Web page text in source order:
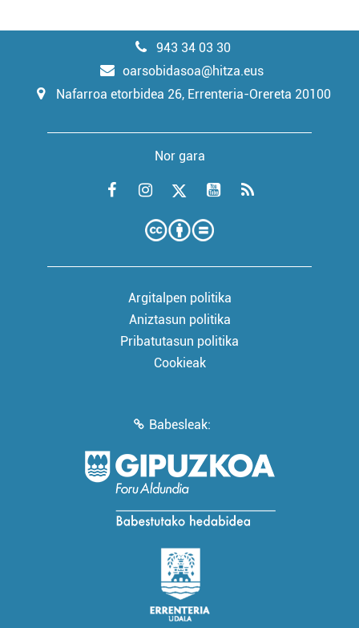
943 34 03 30
oarsobidasoa@hitza.eus
Nafarroa etorbidea 26, Errenteria-Orereta 20100
Nor gara
Argitalpen politika
Aniztasun politika
Pribatutasun politika
Cookieak
Babesleak: